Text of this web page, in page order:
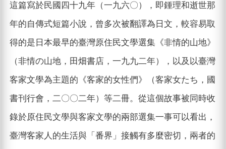
這篇寫於民國四十九年（一九六〇），即鍾理和逝世那
年的自傳式短篇小說，曾多次被翻譯為日文，較容易取
得的是日本最早的臺灣原住民文學選集《非情的山地》
（非情の山地，田畑書店，一九九二年），以及以臺灣
客家文學為主題的《客家的女性們》（客家女たち，國
書刊行會，二〇〇二年）等二冊。從這個故事被同時收
錄於原住民文學與客家文學的兩部選集一事可以看出，
臺灣客家人的生活與「番界」接觸有多麼密切，兩者的